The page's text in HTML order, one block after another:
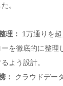
。
理：
1万通りを
を徹底的に整理
よう設計。
：
クラウドデー